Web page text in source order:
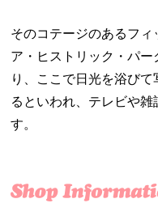
そのコテージのあるフ
ア・ヒストリック・パ
り、ここで日光を浴び
るといわれ、テレビや
す。